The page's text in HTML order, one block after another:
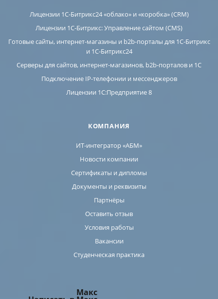
Лицензии 1С-Битрикс24 «облако» и «коробка» (CRM)
Лицензии 1С-Битрикс: Управление сайтом (CMS)
Готовые сайты, интернет-магазины и b2b-порталы для 1С-Битрикс
и 1С-Битрикс24
Серверы для сайтов, интернет-магазинов, b2b-порталов и 1С
Подключение IP-телефонии и мессенджеров
Лицензии 1C:Предприятие 8
КОМПАНИЯ
ИТ-интегратор «АБМ»
Новости компании
Сертификаты и дипломы
Документы и реквизиты
Партнёры
Оставить отзыв
Условия работы
Вакансии
Студенческая практика
Макс